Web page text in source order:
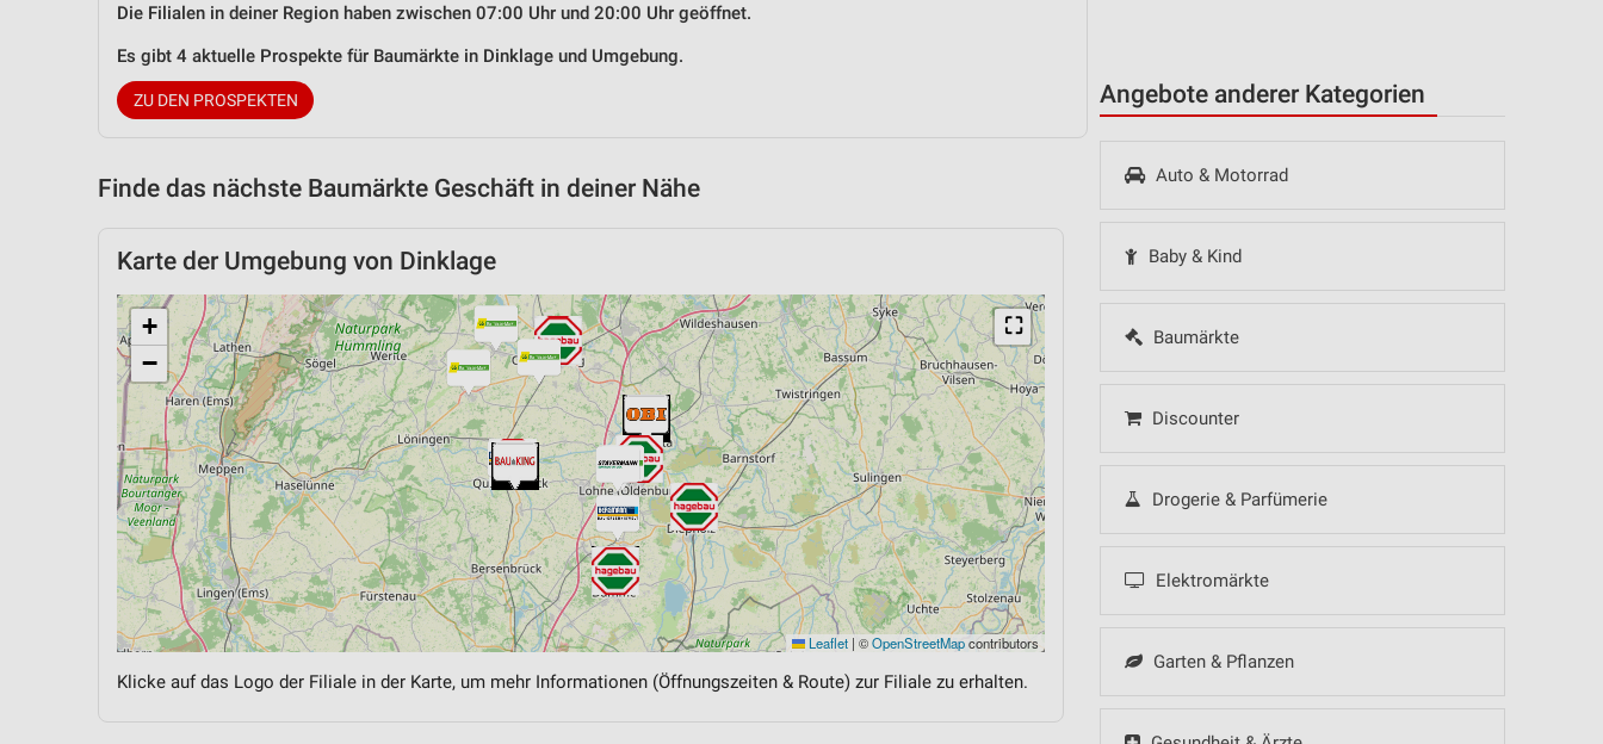
Angebote anderer Kategorien
Auto & Motorrad
Baby & Kind
Baumärkte
Discounter
Drogerie & Parfümerie
Elektromärkte
Garten & Pflanzen
Die Filialen in deiner Region haben zwischen 07:00 Uhr und 20:00 Uhr geöffnet.
Es gibt 4 aktuelle Prospekte für Baumärkte in Dinklage und Umgebung.
ZU DEN PROSPEKTEN
Finde das nächste Baumärkte Geschäft in deiner Nähe
Karte der Umgebung von Dinklage
⛶
+
−
Leaflet | ©OpenStreetMapcontributors
Klicke auf das Logo der Filiale in der Karte, um mehr Informationen (Öffnungszeiten & Route) zur Filiale zu erhalten.